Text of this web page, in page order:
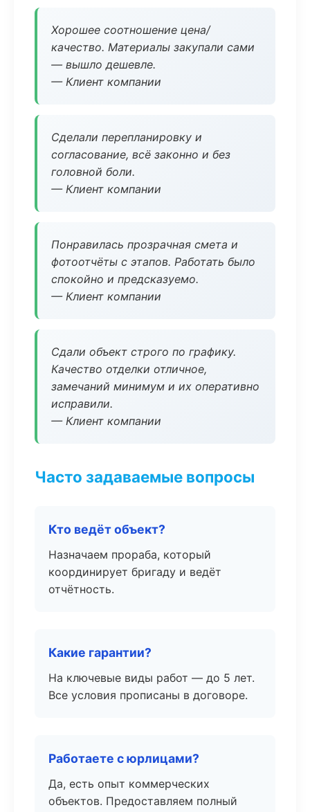
Хорошее соотношение цена/
качество. Материалы закупали сами
— вышло дешевле.
— Клиент компании
Сделали перепланировку и
согласование, всё законно и без
головной боли.
— Клиент компании
Понравилась прозрачная смета и
фотоотчёты с этапов. Работать было
спокойно и предсказуемо.
— Клиент компании
Сдали объект строго по графику.
Качество отделки отличное,
замечаний минимум и их оперативно
исправили.
— Клиент компании
Часто задаваемые вопросы
Кто ведёт объект?
Назначаем прораба, который
координирует бригаду и ведёт
отчётность.
Какие гарантии?
На ключевые виды работ — до 5 лет.
Все условия прописаны в договоре.
Работаете с юрлицами?
Да, есть опыт коммерческих
объектов. Предоставляем полный